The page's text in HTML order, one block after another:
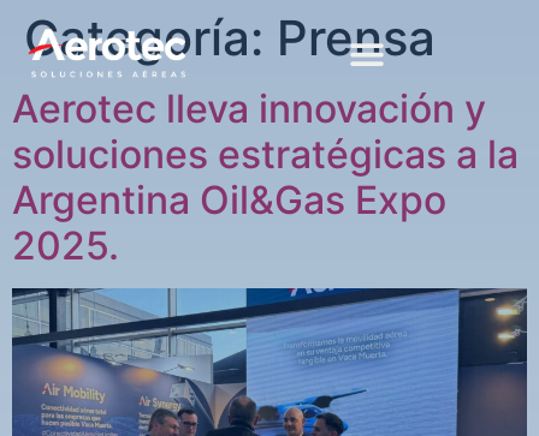
Categoría: Prensa
Aerotec lleva innovación y
soluciones estratégicas a la
Argentina Oil&Gas Expo
2025.